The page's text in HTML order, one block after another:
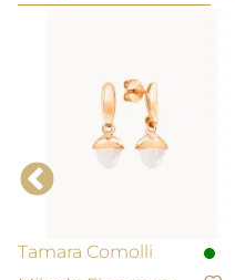
Tamara Comolli